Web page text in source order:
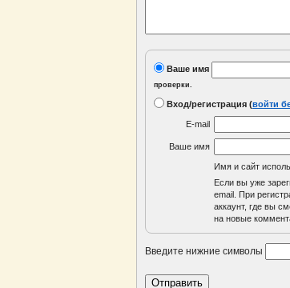
Ваше имя
проверки.
Вход/регистрация (войти
E-mail
Ваше имя
Имя и сайт
Если вы уже
email. При
аккаунт, где вы
на новые
Введите нижние символы